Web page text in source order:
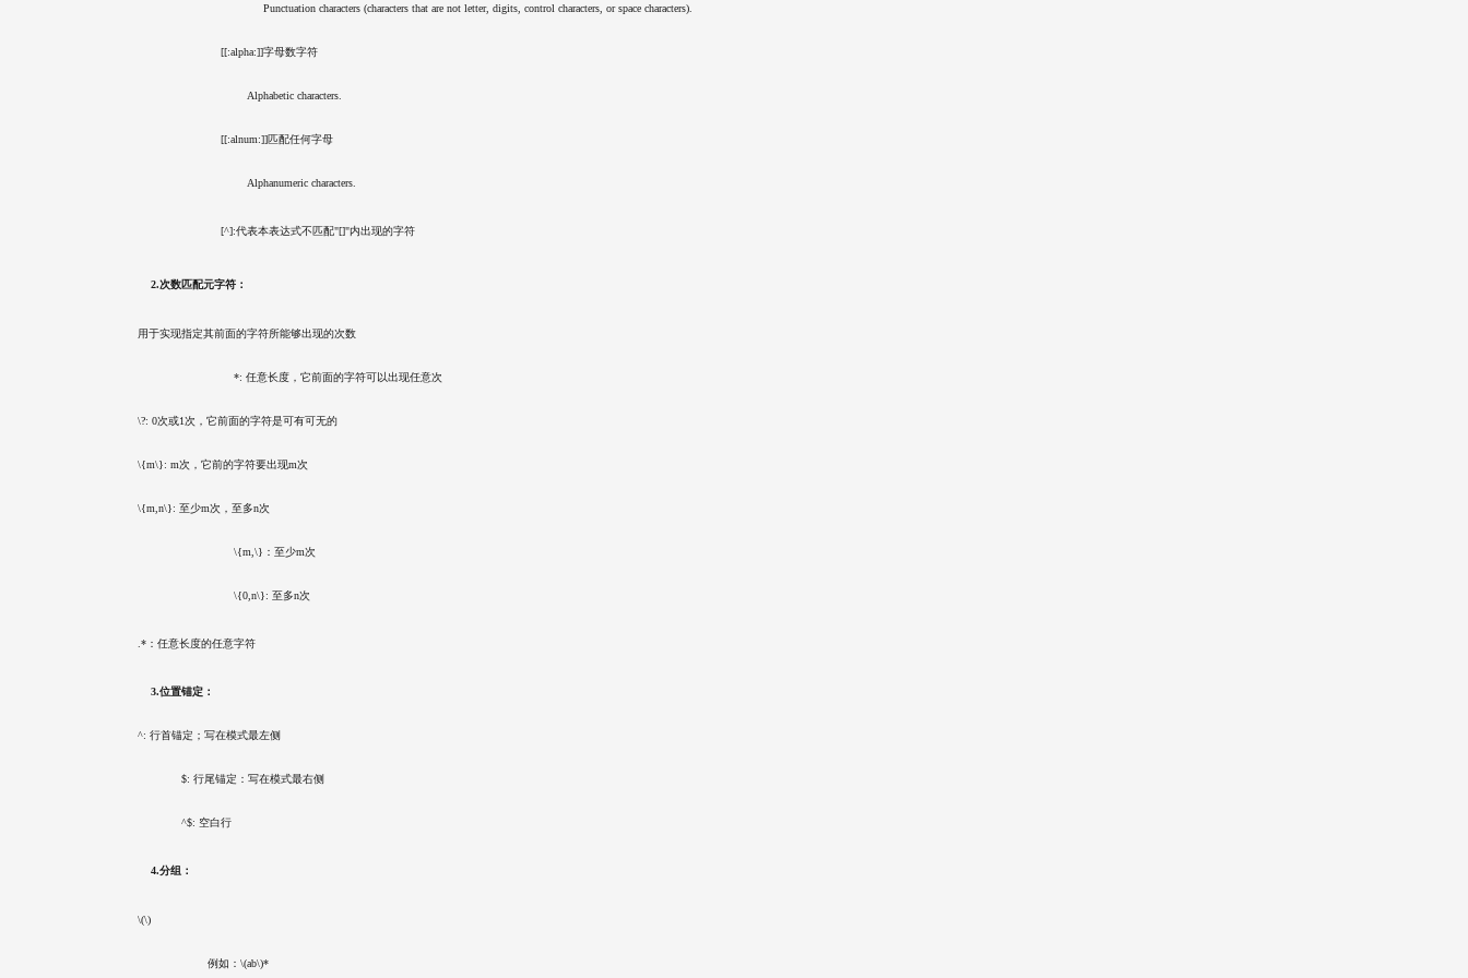
				             Punctuation characters (characters that are not letter, digits, control characters, or space characters).
			        [[:alpha:]]字母数字符
				        Alphabetic characters.
			        [[:alnum:]]匹配任何字母
				        Alphanumeric characters.
			        [^]:代表本表达式不匹配"[]"内出现的字符
2.次数匹配元字符：
用于实现指定其前面的字符所能够出现的次数
				    *: 任意长度，它前面的字符可以出现任意次
\?: 0次或1次，它前面的字符是可有可无的
\{m\}: m次，它前的字符要出现m次
\{m,n\}: 至少m次，至多n次
				    \{m,\}：至少m次
				    \{0,n\}: 至多n次
.*：任意长度的任意字符
3.位置锚定：
^: 行首锚定；写在模式最左侧
		    $: 行尾锚定：写在模式最右侧
		    ^$: 空白行
4.分组：
\(\)
			    例如：\(ab\)*